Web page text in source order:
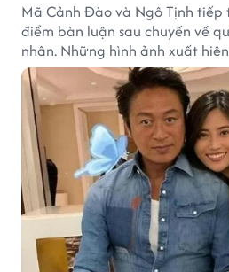
Mã Cảnh Đào và Ngô Tịnh
điểm bàn luận sau chuyến về
nhân. Những hình ảnh xuất
Mã Cảnh Đào đang thu hút sự
xã hội.